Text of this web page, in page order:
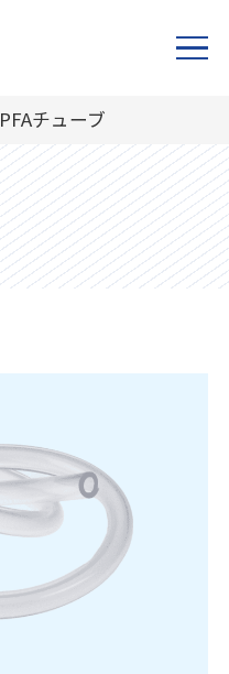
PFAチューブ